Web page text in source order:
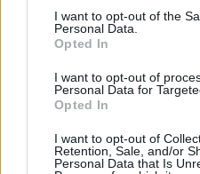
consent section.
I want to opt-out of the
Personal Data.
Opted In
I want to opt-out of
Personal Data for
Opted In
I want to opt-out of
Retention, Sale, and/or
Personal Data that Is